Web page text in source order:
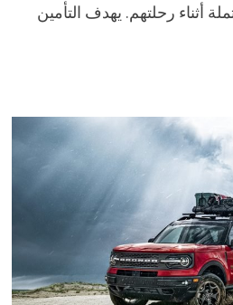
أثناء رحلتهم. يهدف التأمين